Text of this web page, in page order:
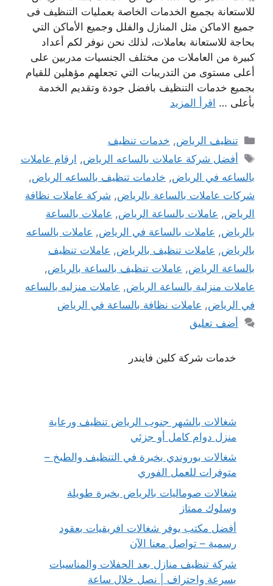
للاستعانة بجميع الخدمات الخاصة بعمليات التنظيف فى
جميع الاماكن مثل المنازل والفلل وجميع الأماكن التي
بحاجة للاستعانة بعاملات، لذلك نحن نوفر لكم أعداد
كبيرة من العاملات من مختلف الجنسيات مدربين على
أعلى مستوى من التدريبات التي تجعلهم مؤهلين للقيام
بجميع خدمات التنظيف بافضل جودة وتقديم الخدمة
بأعلى … اقرأ المزيد
التصنيفات
تنظيف الرياض, خدمات تنظيف
الوسوم
أفضل شركة عاملات بالساعه الرياض, ارقام عاملات
بالساعه في الرياض, خادمات تنظيف بالساعه الرياض,
شركات عاملات بالساعة بالرياض, شركة عاملات نظافة
الرياض, عاملات بالساعة الرياض, عاملات بالساعة
بالرياض, عاملات بالساعة في الرياض, عاملات بالساعه
بالرياض, عاملات تنظيف بالرياض, عاملات تنظيف
بالساعة الرياض, عاملات تنظيف بالساعة بالرياض,
عاملات منزلية بالساعة الرياض, عاملات منزليه بالساعه
في الرياض, عاملات نظافة بالساعة في الرياض
أضف تعليق
خدمات شركة كلين فايندر
شغالات بالشهر جنوب الرياض تنظيف ورعاية
منزل دوام كامل أو جزئي
شغالات بوروندي بخبرة في التنظيف والطبخ –
متوفرات للعمل الفوري
شغالات صوماليات بالرياض بخبرة طويلة
وسلوك ممتاز
أفضل مكتب يوفر شغالات افريقيات بعقود
رسمية – تواصل معنا الآن
شركة تنظيف منازل بعد الحفلات والمناسبات
بسرعة واحتراف | نصل خلال ساعة